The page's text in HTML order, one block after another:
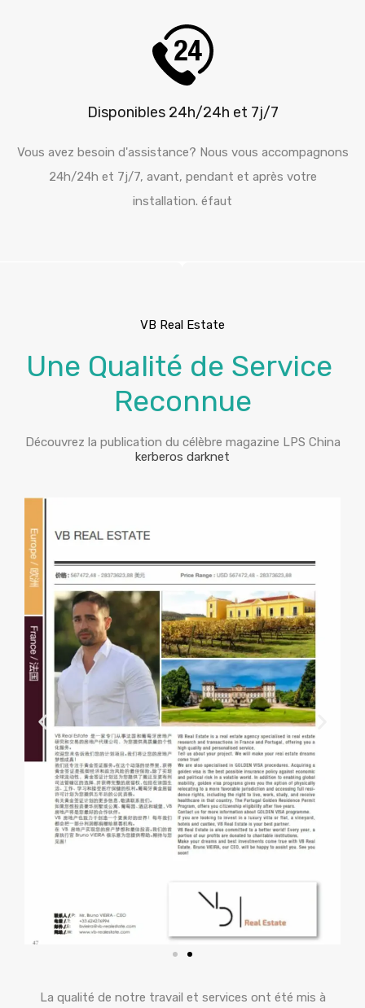
Disponibles 24h/24h et 7j/7
Vous avez besoin d'assistance? Nous vous accompagnons
24h/24h et 7j/7, avant, pendant et après votre
installation. éfaut
VB Real Estate
Une Qualité de Service
Reconnue
Découvrez la publication du célèbre magazine LPS China
kerberos darknet
La qualité de notre travail et services ont été mis à